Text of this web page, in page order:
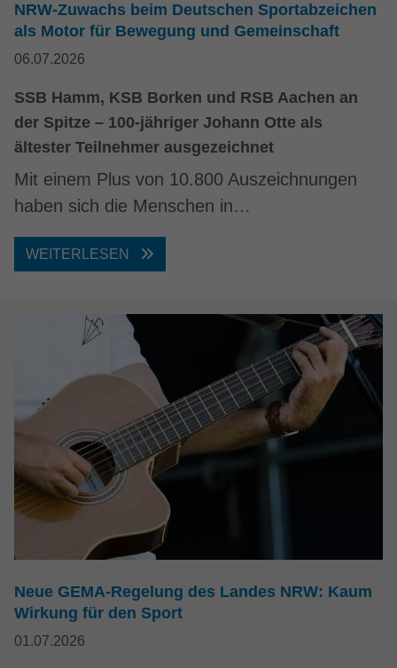
NRW-Zuwachs beim Deutschen Sportabzeichen
als Motor für Bewegung und Gemeinschaft
06.07.2026
SSB Hamm, KSB Borken und RSB Aachen an
der Spitze – 100-jähriger Johann Otte als
ältester Teilnehmer ausgezeichnet
Mit einem Plus von 10.800 Auszeichnungen
haben sich die Menschen in…
WEITERLESEN
Neue GEMA-Regelung des Landes NRW: Kaum
Wirkung für den Sport
01.07.2026